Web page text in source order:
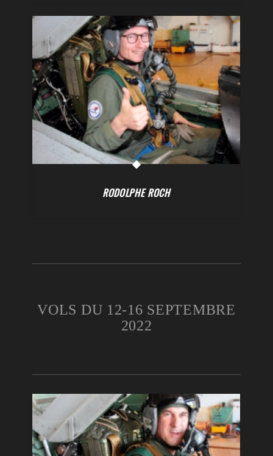
RODOLPHE ROCH
VOLS DU 12-16 SEPTEMBRE
2022